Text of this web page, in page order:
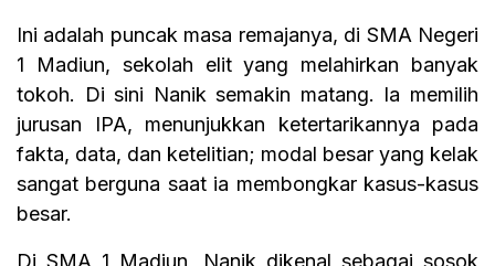
Ini adalah puncak masa remajanya, di SMA Negeri
1 Madiun, sekolah elit yang melahirkan banyak
tokoh. Di sini Nanik semakin matang. Ia memilih
jurusan IPA, menunjukkan ketertarikannya pada
fakta, data, dan ketelitian; modal besar yang kelak
sangat berguna saat ia membongkar kasus-kasus
besar.
Di SMA 1 Madiun, Nanik dikenal sebagai sosok